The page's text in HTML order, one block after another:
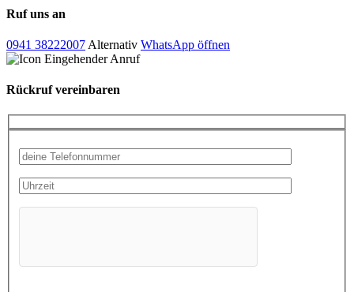
Ruf uns an
0941 38222007 Alternativ WhatsApp öffnen
Rückruf vereinbaren